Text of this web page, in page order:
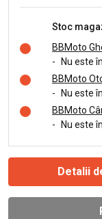
Stoc
BBMoto
-
Nu este
BBMoto
-
Nu este
BBMoto
-
Nu este
Detalii